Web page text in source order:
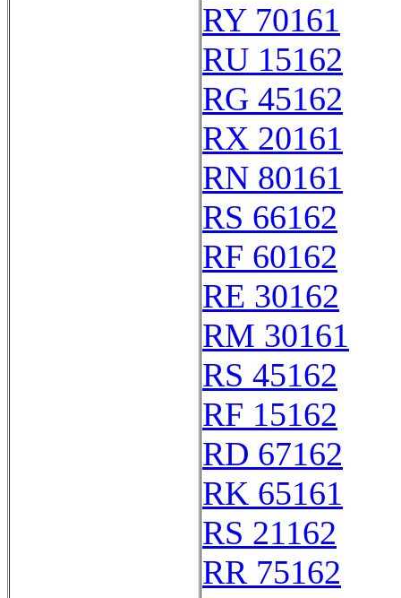
RY 70161
RU 15162
RG 45162
RX 20161
RN 80161
RS 66162
RF 60162
RE 30162
RM 30161
RS 45162
RF 15162
RD 67162
RK 65161
RS 21162
RR 75162